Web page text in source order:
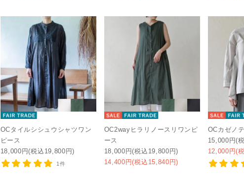
OCタイルシシュウシャツワン
ピース
18,000円(税込19,800円)
1件
OC2wayヒラリノースリワンピ
ース
18,000円(税込19,800円)
14,400円(税込15,840円)
OCカゼノ
15,000円(
12,000円(